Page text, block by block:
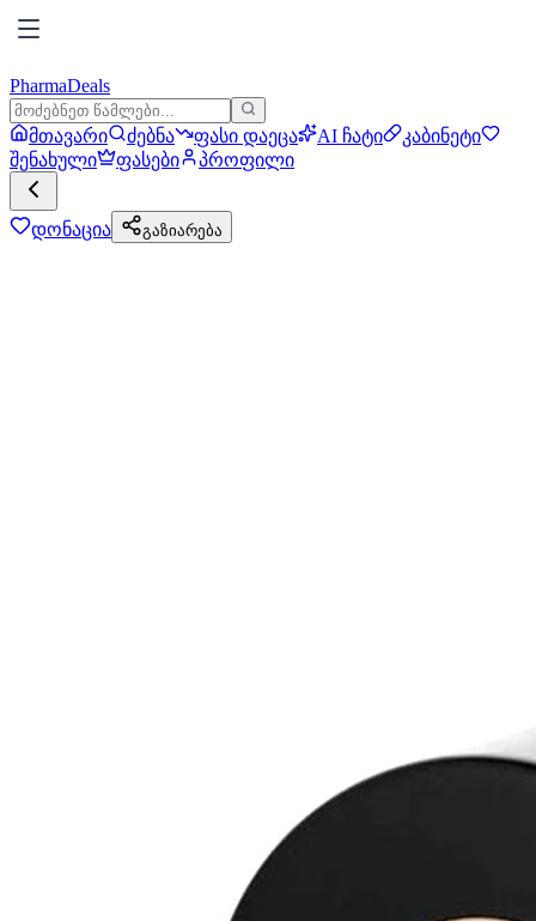
PharmaDeals
მთავარი ძებნა ფასი დაეცა AI ჩატი
კაბინეტი
შენახული
ფასები პროფილი
დონაცია გაზიარება